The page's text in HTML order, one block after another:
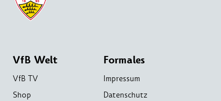
VfB Welt
VfB TV
Shop
Formales
Impressum
Datenschutz